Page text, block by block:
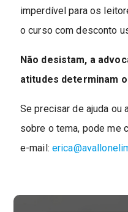
imperdível para os
o curso com desconto
Não desistam, a
atitudes determinam
Se precisar de ajuda ou
sobre o tema, pode me
e-mail: